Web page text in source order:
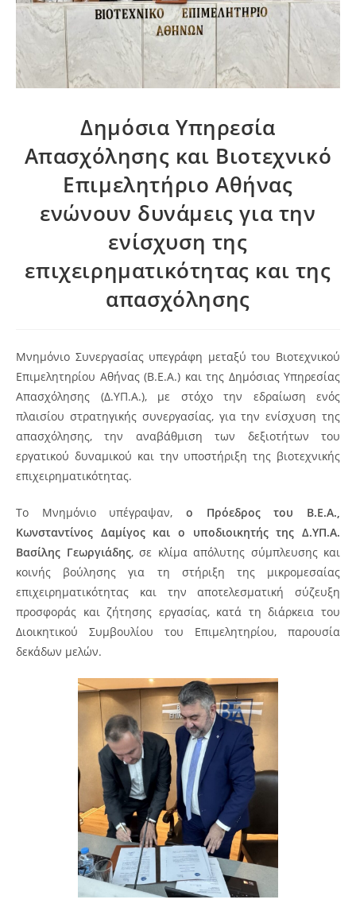
Δημόσια Υπηρεσία
Απασχόλησης και Βιοτεχνικό
Επιμελητήριο Αθήνας
ενώνουν δυνάμεις για την
ενίσχυση της
επιχειρηματικότητας και της
απασχόλησης
Μνημόνιο Συνεργασίας υπεγράφη μεταξύ του Βιοτεχνικού
Επιμελητηρίου Αθήνας (Β.Ε.Α.) και της Δημόσιας Υπηρεσίας
Απασχόλησης (Δ.ΥΠ.Α.), με στόχο την εδραίωση ενός
πλαισίου στρατηγικής συνεργασίας, για την ενίσχυση της
απασχόλησης, την αναβάθμιση των δεξιοτήτων του
εργατικού δυναμικού και την υποστήριξη της βιοτεχνικής
επιχειρηματικότητας.
Το Μνημόνιο υπέγραψαν, ο Πρόεδρος του Β.Ε.Α.,
Κωνσταντίνος Δαμίγος και ο υποδιοικητής της Δ.ΥΠ.Α.
Βασίλης Γεωργιάδης, σε κλίμα απόλυτης σύμπλευσης και
κοινής βούλησης για τη στήριξη της μικρομεσαίας
επιχειρηματικότητας και την αποτελεσματική σύζευξη
προσφοράς και ζήτησης εργασίας, κατά τη διάρκεια του
Διοικητικού Συμβουλίου του Επιμελητηρίου, παρουσία
δεκάδων μελών.